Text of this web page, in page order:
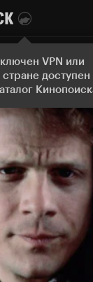
VPN или
доступен
Онлайн-